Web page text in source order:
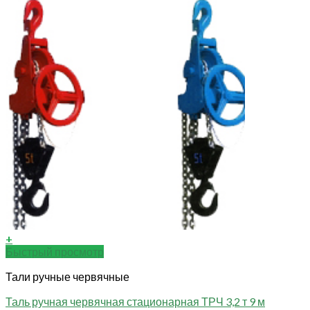
+
Быстрый просмотр
Тали ручные червячные
Таль ручная червячная стационарная ТРЧ 3,2 т 9 м